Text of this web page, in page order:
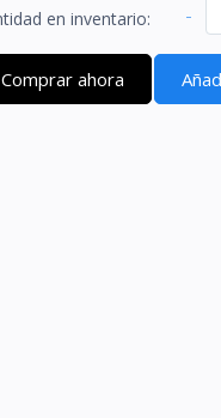
en inventario: -
Comprar ahora